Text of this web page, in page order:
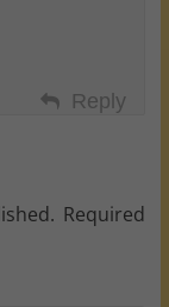
Reply
Required